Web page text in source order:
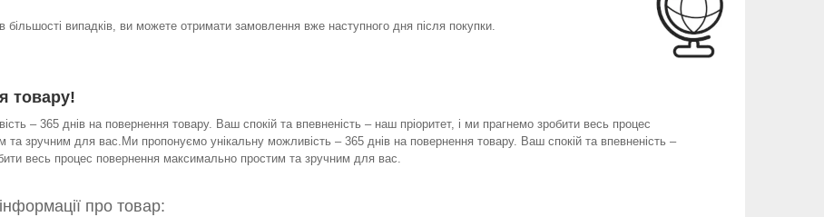
випадків, ви можете отримати замовлення вже наступного дня після покупки.
товару!
– 365 днів на повернення товару. Ваш спокій та впевненість – наш пріоритет, і ми прагнемо зробити весь процес
та зручним для вас.Ми пропонуємо унікальну можливість – 365 днів на повернення товару. Ваш спокій та впевненість –
весь процес повернення максимально простим та зручним для вас.
про товар: